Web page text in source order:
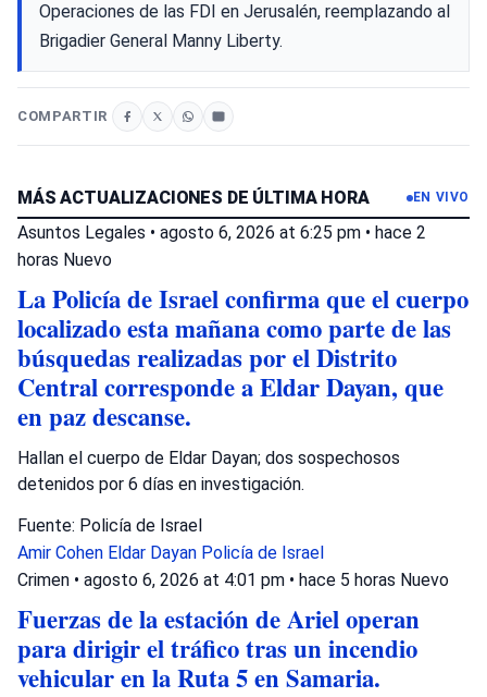
Operaciones de las FDI en Jerusalén, reemplazando al
Brigadier General Manny Liberty.
COMPARTIR
MÁS ACTUALIZACIONES DE ÚLTIMA HORA EN VIVO
Asuntos Legales • agosto 6, 2026 at 6:25 pm • hace 2
horas Nuevo
La Policía de Israel confirma que el cuerpo
localizado esta mañana como parte de las
búsquedas realizadas por el Distrito
Central corresponde a Eldar Dayan, que
en paz descanse.
Hallan el cuerpo de Eldar Dayan; dos sospechosos
detenidos por 6 días en investigación.
Fuente: Policía de Israel
Amir Cohen Eldar Dayan Policía de Israel
Crimen • agosto 6, 2026 at 4:01 pm • hace 5 horas Nuevo
Fuerzas de la estación de Ariel operan
para dirigir el tráfico tras un incendio
vehicular en la Ruta 5 en Samaria.